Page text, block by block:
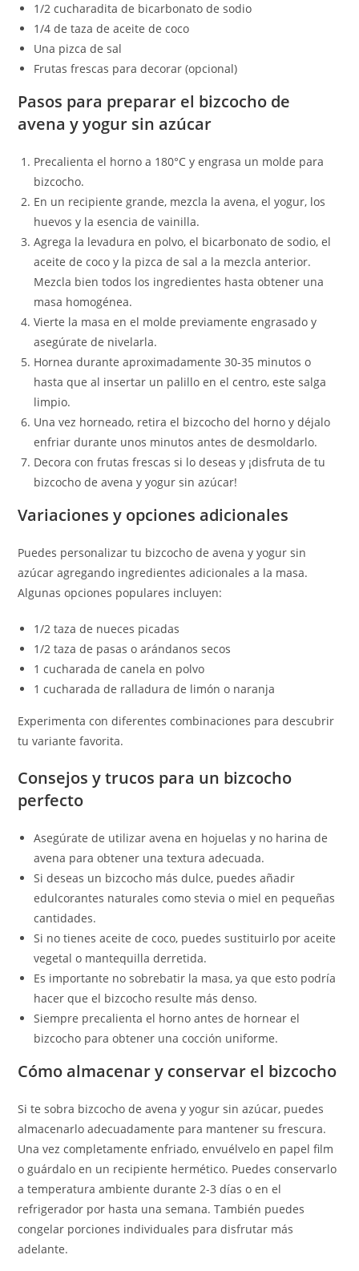
1/2 cucharadita de bicarbonato de sodio
1/4 de taza de aceite de coco
Una pizca de sal
Frutas frescas para decorar (opcional)
Pasos para preparar el bizcocho de
avena y yogur sin azúcar
Precalienta el horno a 180°C y engrasa un molde para
bizcocho.
En un recipiente grande, mezcla la avena, el yogur, los
huevos y la esencia de vainilla.
Agrega la levadura en polvo, el bicarbonato de sodio, el
aceite de coco y la pizca de sal a la mezcla anterior.
Mezcla bien todos los ingredientes hasta obtener una
masa homogénea.
Vierte la masa en el molde previamente engrasado y
asegúrate de nivelarla.
Hornea durante aproximadamente 30-35 minutos o
hasta que al insertar un palillo en el centro, este salga
limpio.
Una vez horneado, retira el bizcocho del horno y déjalo
enfriar durante unos minutos antes de desmoldarlo.
Decora con frutas frescas si lo deseas y ¡disfruta de tu
bizcocho de avena y yogur sin azúcar!
Variaciones y opciones adicionales
Puedes personalizar tu bizcocho de avena y yogur sin
azúcar agregando ingredientes adicionales a la masa.
Algunas opciones populares incluyen:
1/2 taza de nueces picadas
1/2 taza de pasas o arándanos secos
1 cucharada de canela en polvo
1 cucharada de ralladura de limón o naranja
Experimenta con diferentes combinaciones para descubrir
tu variante favorita.
Consejos y trucos para un bizcocho
perfecto
Asegúrate de utilizar avena en hojuelas y no harina de
avena para obtener una textura adecuada.
Si deseas un bizcocho más dulce, puedes añadir
edulcorantes naturales como stevia o miel en pequeñas
cantidades.
Si no tienes aceite de coco, puedes sustituirlo por aceite
vegetal o mantequilla derretida.
Es importante no sobrebatir la masa, ya que esto podría
hacer que el bizcocho resulte más denso.
Siempre precalienta el horno antes de hornear el
bizcocho para obtener una cocción uniforme.
Cómo almacenar y conservar el bizcocho
Si te sobra bizcocho de avena y yogur sin azúcar, puedes
almacenarlo adecuadamente para mantener su frescura.
Una vez completamente enfriado, envuélvelo en papel film
o guárdalo en un recipiente hermético. Puedes conservarlo
a temperatura ambiente durante 2-3 días o en el
refrigerador por hasta una semana. También puedes
congelar porciones individuales para disfrutar más
adelante.